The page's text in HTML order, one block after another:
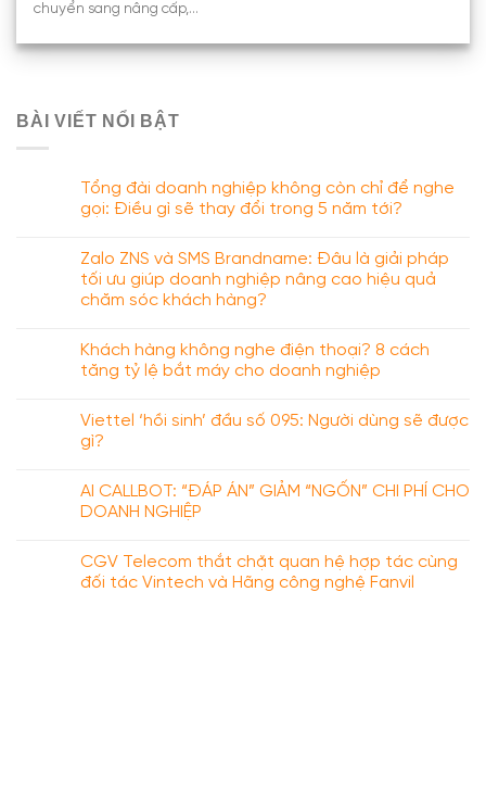
chuyển sang nâng cấp,...
BÀI VIẾT NỔI BẬT
Tổng đài doanh nghiệp không còn chỉ để nghe
gọi: Điều gì sẽ thay đổi trong 5 năm tới?
Zalo ZNS và SMS Brandname: Đâu là giải pháp
tối ưu giúp doanh nghiệp nâng cao hiệu quả
chăm sóc khách hàng?
Khách hàng không nghe điện thoại? 8 cách
tăng tỷ lệ bắt máy cho doanh nghiệp
Viettel ‘hồi sinh’ đầu số 095: Người dùng sẽ được
gì?
AI CALLBOT: “ĐÁP ÁN” GIẢM “NGỐN” CHI PHÍ CHO
DOANH NGHIỆP
CGV Telecom thắt chặt quan hệ hợp tác cùng
đối tác Vintech và Hãng công nghệ Fanvil